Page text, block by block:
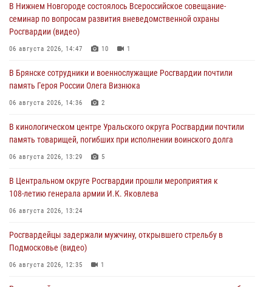
В Нижнем Новгороде состоялось Всероссийское совещание-
семинар по вопросам развития вневедомственной охраны
Росгвардии (видео)
06 августа 2026, 14:47 10 1
В Брянске сотрудники и военнослужащие Росгвардии почтили
память Героя России Олега Визнюка
06 августа 2026, 14:36 2
В кинологическом центре Уральского округа Росгвардии почтили
память товарищей, погибших при исполнении воинского долга
06 августа 2026, 13:29 5
В Центральном округе Росгвардии прошли мероприятия к
108‑летию генерала армии И.К. Яковлева
06 августа 2026, 13:24
Росгвардейцы задержали мужчину, открывшего стрельбу в
Подмосковье (видео)
06 августа 2026, 12:35 1